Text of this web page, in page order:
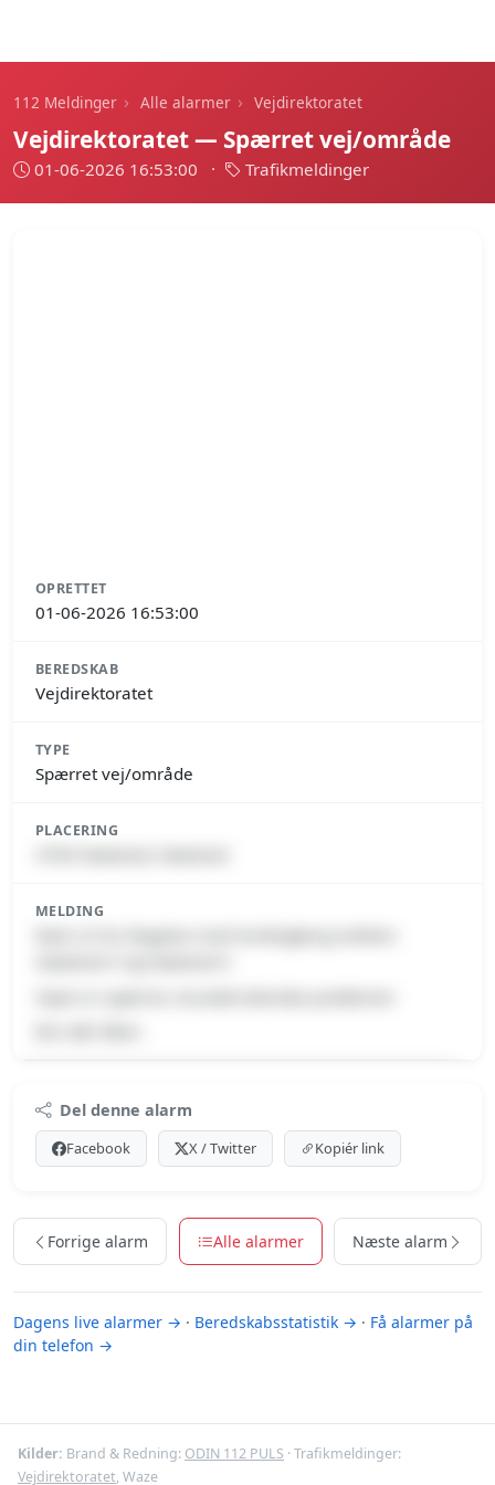
112 Meldinger › Alle alarmer › Vejdirektoratet
Vejdirektoratet — Spærret vej/område
01-06-2026 16:53:00 · Trafikmeldinger
OPRETTET
01-06-2026 16:53:00
BEREDSKAB
Vejdirektoratet
TYPE
Spærret vej/område
PLACERING
MELDING
Log ind med Premium for at se meldingen og kortet.
Del denne alarm
Facebook X / Twitter Kopiér link
Forrige alarm Alle alarmer Næste alarm
Dagens live alarmer → · Beredskabsstatistik → · Få alarmer på
din telefon →
Kilder: Brand & Redning: ODIN 112 PULS · Trafikmeldinger:
Vejdirektoratet, Waze